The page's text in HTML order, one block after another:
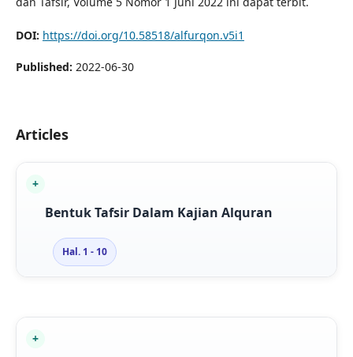
DOI: https://doi.org/10.58518/alfurqon.v5i1
Published: 2022-06-30
Articles
Bentuk Tafsir Dalam Kajian Alquran
Hal. 1 - 10